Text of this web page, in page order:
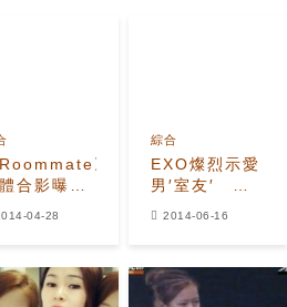
Roommate》
合影曝光
04-28
EXO燦烈示愛
男′室友′ 用
綜合
2014-06-16